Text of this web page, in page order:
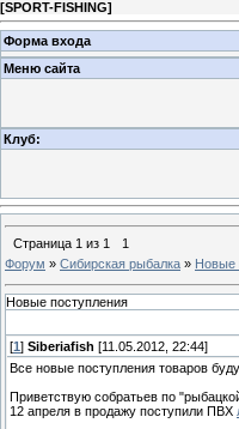
[SPORT-FISHING]
Форма входа
Меню сайта
Клуб:
Страница 1 из 1
1
Форум » Сибирская рыбалка » Новые
Новые поступления
[1] Siberiafish [11.05.2012, 22:44]
Все новые поступления товаров
Приветствую собратьев по
12 апреля в продажу поступили ПВХ